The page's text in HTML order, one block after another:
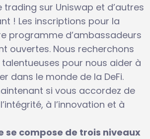
trading sur Uniswap et d’autres
! Les inscriptions pour la
programme d’ambassadeurs
ouvertes. Nous recherchons
pour nous aider à
dans le monde de la DeFi.
si vous accordez de
à l’innovation et à
se compose de trois niveaux